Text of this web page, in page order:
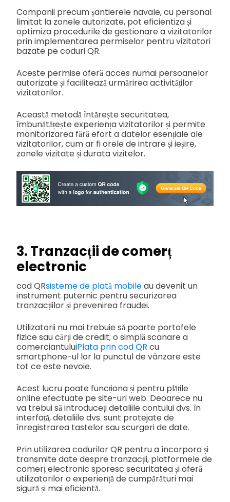
Companii precum șantierele navale, cu personal
limitat la zonele autorizate, pot eficientiza și
optimiza procedurile de gestionare a vizitatorilor
prin implementarea permiselor pentru vizitatori
bazate pe coduri QR.
Aceste permise oferă acces numai persoanelor
autorizate și facilitează urmărirea activităților
vizitatorilor.
Această metodă întărește securitatea,
îmbunătățește experiența vizitatorilor și permite
monitorizarea fără efort a datelor esențiale ale
vizitatorilor, cum ar fi orele de intrare și ieșire,
zonele vizitate și durata vizitelor.
3. Tranzacții de comerț
electronic
cod QRsisteme de plată mobileau devenit un
instrument puternic pentru securizarea
tranzacțiilor și prevenirea fraudei.
Utilizatorii nu mai trebuie să poarte portofele
fizice sau cărți de credit; o simplă scanare a
comerciantuluiPlata prin cod QR cu
smartphone-ul lor la punctul de vânzare este
tot ce este nevoie.
Acest lucru poate funcționa și pentru plățile
online efectuate pe site-uri web. Deoarece nu
va trebui să introduceți detaliile contului dvs. în
interfață, detaliile dvs. sunt protejate de
înregistrarea tastelor sau scurgeri de date.
Prin utilizarea codurilor QR pentru a încorpora și
transmite date despre tranzacții, platformele de
comerț electronic sporesc securitatea și oferă
utilizatorilor o experiență de cumpărături mai
sigură și mai eficientă.